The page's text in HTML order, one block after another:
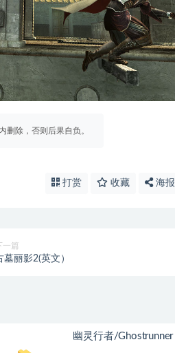
删除，否则后果自负。
打赏 收藏 海报
一篇
墓丽影2(英文）
幽灵行者/Ghostrunner